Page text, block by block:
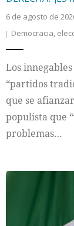
6 de agosto de
Democracia,
Los
“partidos
que se
populista que
problemas…